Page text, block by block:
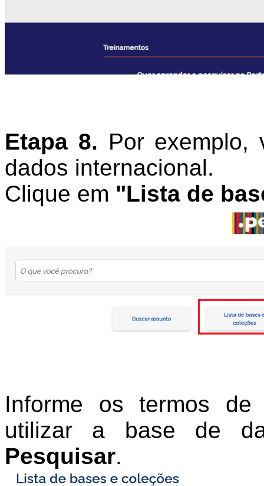
Etapa 8. Por exemplo,
dados internacional.
Clique em "Lista de
Informe os termos de
utilizar a base de
Pesquisar.